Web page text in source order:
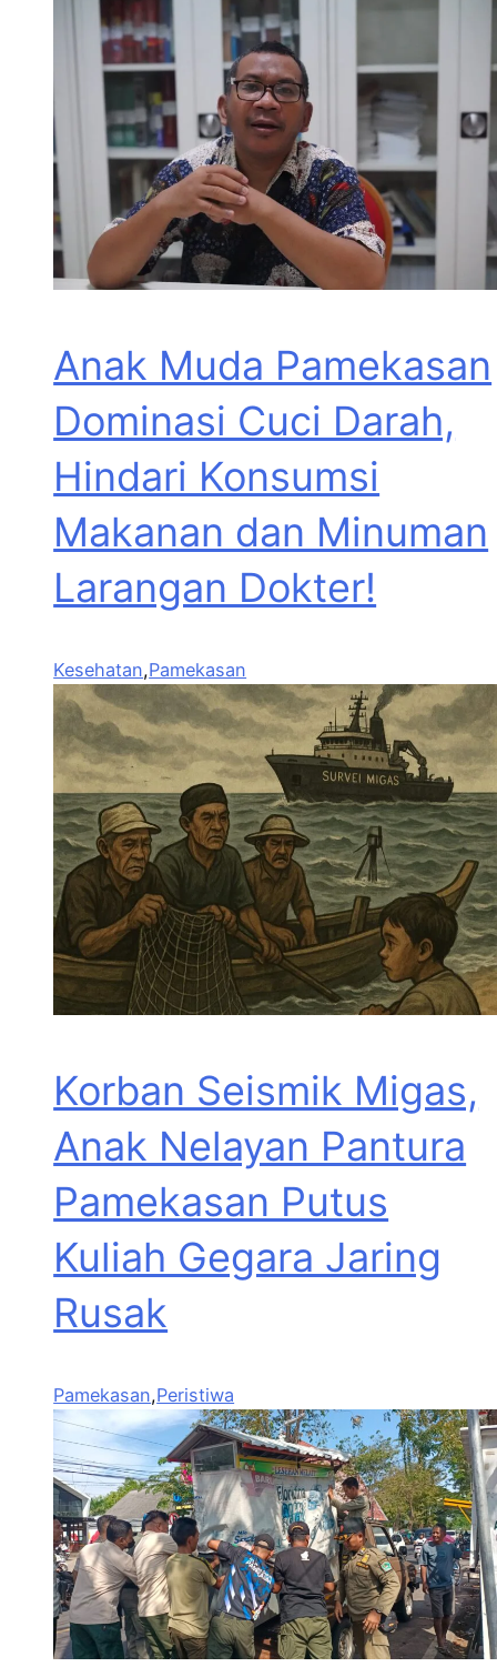
Anak Muda Pamekasan
Dominasi Cuci Darah,
Hindari Konsumsi
Makanan dan Minuman
Larangan Dokter!
Kesehatan,Pamekasan
Korban Seismik Migas,
Anak Nelayan Pantura
Pamekasan Putus
Kuliah Gegara Jaring
Rusak
Pamekasan,Peristiwa